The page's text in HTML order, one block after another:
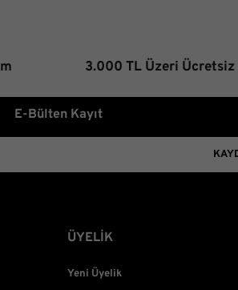
3.000 TL Üzeri Ücretsiz
E-Bülten Kayıt
ÜYELİK
Yeni Üyelik